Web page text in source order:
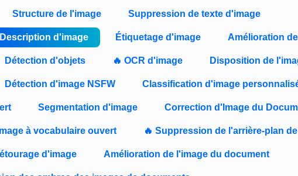
Structure de l'image Suppression de texte d'image
Description d'image Étiquetage d'image Amélioration
Détection d'objets 🔥 OCR d'image Disposition de
Détection d'image NSFW Classification d'image
Segmentation d'image Correction d'Image du
à vocabulaire ouvert 🔥 Suppression de l'arrière-plan
d'image Amélioration de l'image du document